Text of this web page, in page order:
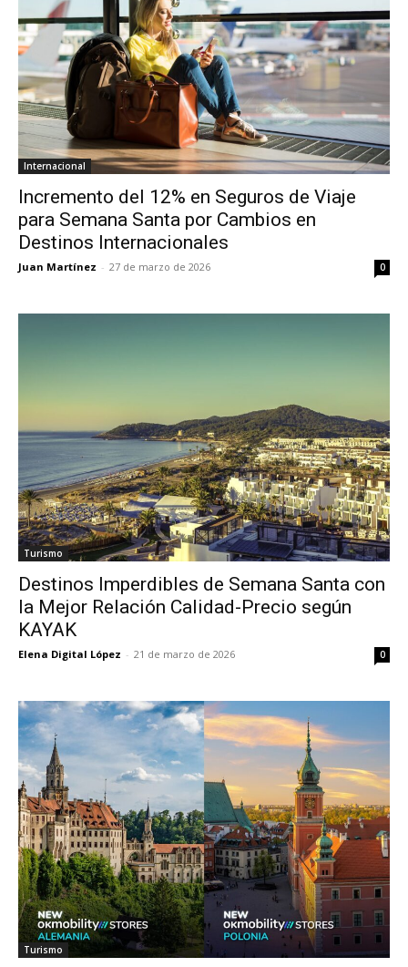
Internacional
Incremento del 12% en Seguros de Viaje
para Semana Santa por Cambios en
Destinos Internacionales
Juan Martínez - 27 de marzo de 2026 0
Turismo
Destinos Imperdibles de Semana Santa con
la Mejor Relación Calidad-Precio según
KAYAK
Elena Digital López - 21 de marzo de 2026 0
Turismo